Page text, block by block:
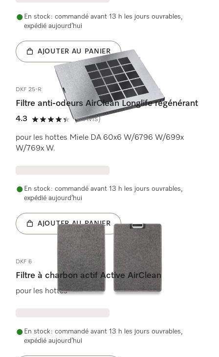
En stock : commandé avant 13 h les jours ouvrables,
expédié aujourd’hui
AJOUTER AU PANIER
DKF 25-R
Filtre anti-odeurs AirClean Longlife régénérant
4.3
4.3 étoiles sur 5
(4 Avis)
pour les hottes Miele DA 60x6 W/6796 W/699x
W/769x W.
En stock : commandé avant 13 h les jours ouvrables,
expédié aujourd’hui
AJOUTER AU PANIER
DKF 6
Filtre à charbon actif Active AirClean
pour les hottes
En stock : commandé avant 13 h les jours ouvrables,
expédié aujourd’hui